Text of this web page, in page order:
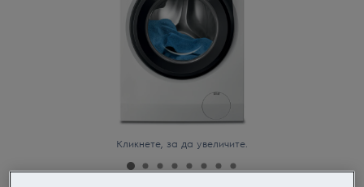
Кликнете, за да увеличите.